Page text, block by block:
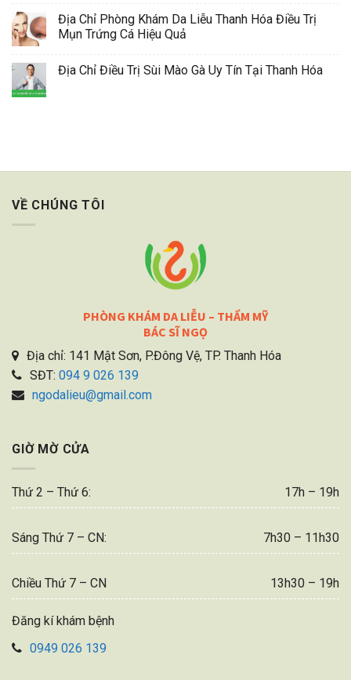
Địa Chỉ Phòng Khám Da Liễu Thanh Hóa Điều Trị
Mụn Trứng Cá Hiệu Quả
Địa Chỉ Điều Trị Sùi Mào Gà Uy Tín Tại Thanh Hóa
VỀ CHÚNG TÔI
PHÒNG KHÁM DA LIỄU – THẨM MỸ
BÁC SĨ NGỌ
Địa chỉ: 141 Mật Sơn, P.Đông Vệ, TP. Thanh Hóa
SĐT: 094 9 026 139
ngodalieu@gmail.com
GIỜ MỜ CỬA
Thứ 2 – Thứ 6: 17h – 19h
Sáng Thứ 7 – CN: 7h30 – 11h30
Chiều Thứ 7 – CN 13h30 – 19h
Đăng kí khám bệnh
0949 026 139